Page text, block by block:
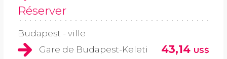
Réserver
Budapest - ville
Gare de Budapest-Keleti
43,14 US$